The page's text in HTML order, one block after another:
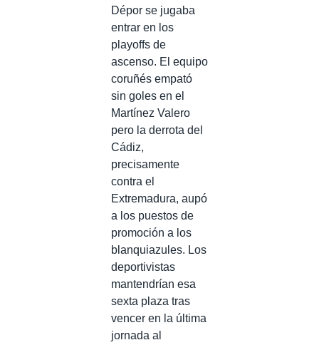
Dépor se jugaba
entrar en los
playoffs de
ascenso. El equipo
coruñés empató
sin goles en el
Martínez Valero
pero la derrota del
Cádiz,
precisamente
contra el
Extremadura, aupó
a los puestos de
promoción a los
blanquiazules. Los
deportivistas
mantendrían esa
sexta plaza tras
vencer en la última
jornada al